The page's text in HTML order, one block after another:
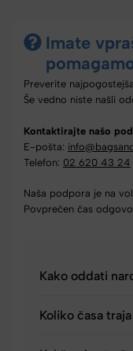
Imate
Preverite
Še vedno niste našli
Kontaktirajte našo
E-pošta:
Telefon: 02 620 43 24
Naša podpora je na
Povprečen čas
Kako oddati
Koliko časa